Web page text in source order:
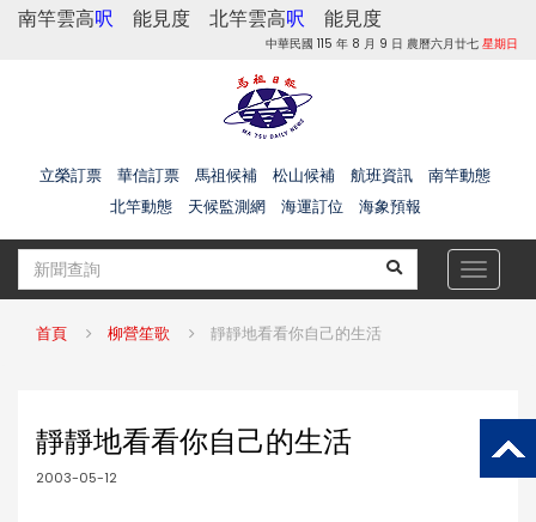
南竿雲高呎 能見度 北竿雲高呎 能見度
中華民國 115 年 8 月 9 日 農曆六月廿七 星期日
立榮訂票 華信訂票 馬祖候補 松山候補 航班資訊
南竿動態
北竿動態
天候監測網 海運訂位 海象預報
Toggle
首頁 柳營笙歌 靜靜地看看你自己的生活
靜靜地看看你自己的生活
2003-05-12